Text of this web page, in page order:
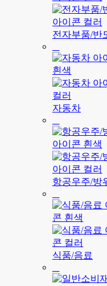
전자부품/반
자동차
항공우주/방
식품/음료